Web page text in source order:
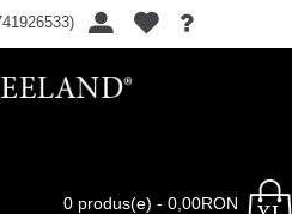
0 produs(e) - 0,00RON